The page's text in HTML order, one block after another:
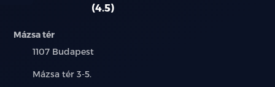
4.5
Mázsa tér
Település:
1107 Budapest
Cím:
Mázsa tér 3-5.